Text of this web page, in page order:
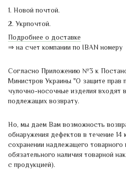
1. Новой почтой.
2. Укрпочтой.
Подробнее о доставке
⇒на счет компании по IBAN номеру
Согласно Приложению №3 к
Министров Украины "О защите прав
чулочно-носочные изделия входят
подлежащих возврату.
Но, мы даем Вам возможность
обнаружения дефектов в течение 14
сохранении надлежащего товарного
обязательного наличия товарной
с продукцией).